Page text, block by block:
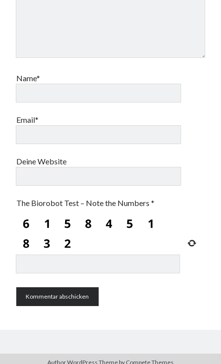
Name*
Email*
Deine Website
The Biorobot Test – Note the Numbers *
Author WordPress Theme by Compete Themes